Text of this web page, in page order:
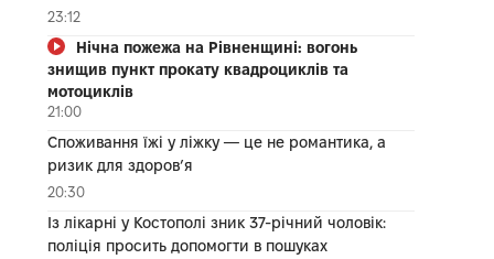
23:12
Нічна пожежа на Рівненщині: вогонь
знищив пункт прокату квадроциклів та
мотоциклів
21:00
Споживання їжі у ліжку — це не романтика, а
ризик для здоров’я
20:30
Із лікарні у Костополі зник 37-річний чоловік:
поліція просить допомогти в пошуках